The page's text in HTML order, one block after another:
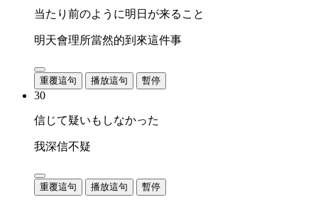
当たり前のように明日が来ること
明天會理所當然的到來這件事
重覆這句 播放這句 暫停
30
信じて疑いもしなかった
我深信不疑
重覆這句 播放這句 暫停